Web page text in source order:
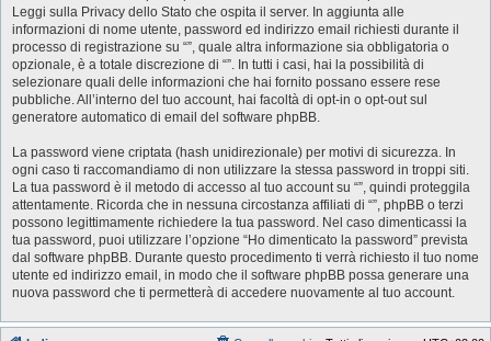
Leggi sulla Privacy dello Stato che ospita il server. In aggiunta alle
informazioni di nome utente, password ed indirizzo email richiesti durante il
processo di registrazione su “”, quale altra informazione sia obbligatoria o
opzionale, è a totale discrezione di “”. In tutti i casi, hai la possibilità di
selezionare quali delle informazioni che hai fornito possano essere rese
pubbliche. All’interno del tuo account, hai facoltà di opt-in o opt-out sul
generatore automatico di email del software phpBB.
La password viene criptata (hash unidirezionale) per motivi di sicurezza. In
ogni caso ti raccomandiamo di non utilizzare la stessa password in troppi siti.
La tua password è il metodo di accesso al tuo account su “”, quindi proteggila
attentamente. Ricorda che in nessuna circostanza affiliati di “”, phpBB o terzi
possono legittimamente richiedere la tua password. Nel caso dimenticassi la
tua password, puoi utilizzare l’opzione “Ho dimenticato la password” prevista
dal software phpBB. Durante questo procedimento ti verrà richiesto il tuo nome
utente ed indirizzo email, in modo che il software phpBB possa generare una
nuova password che ti permetterà di accedere nuovamente al tuo account.